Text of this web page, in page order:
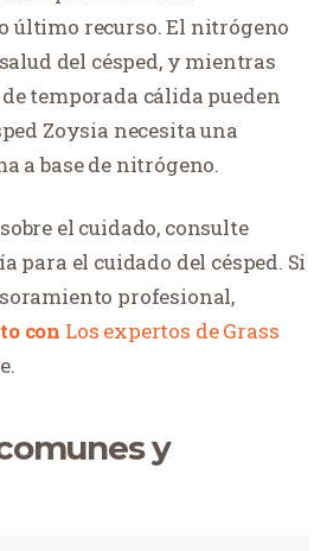
último recurso. El nitrógeno
del césped, y mientras
temporada cálida pueden
Zoysia necesita una
a base de nitrógeno.
el cuidado, consulte
para el cuidado del césped. Si
profesional,
con Los expertos de Grass
y